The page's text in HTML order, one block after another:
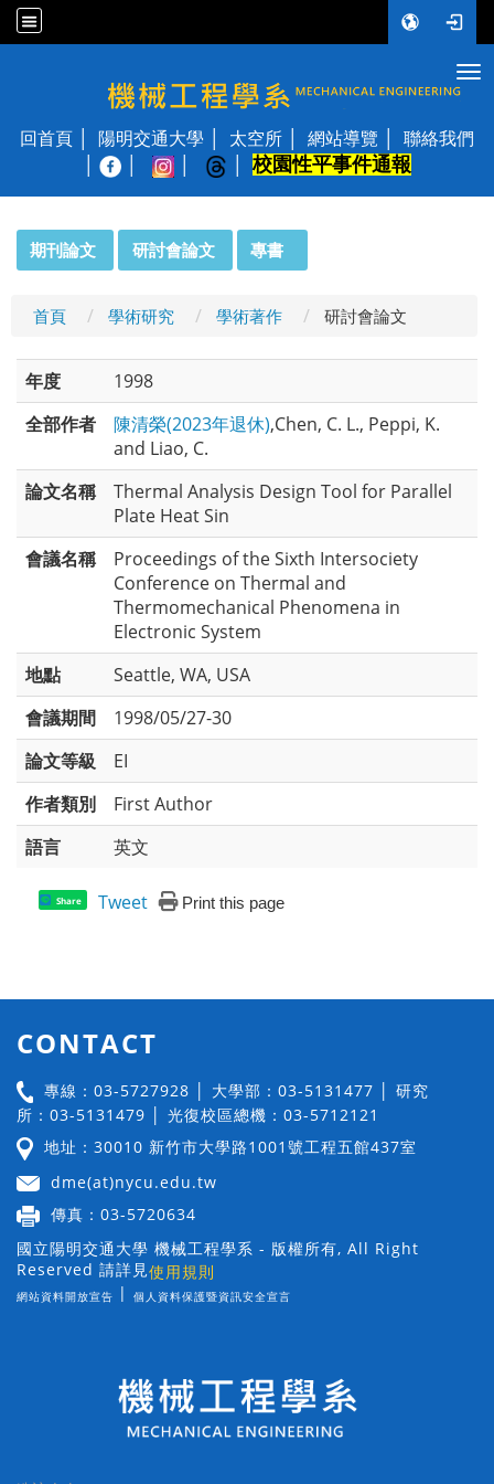
國立陽明交通大學 機械工程學系
回首頁 陽明交通大學 太空所 網站導覽
聯絡我們
校園性平事件通報
期刊論文 研討會論文 專書
首頁 學術研究 學術著作 研討會論文
年度
1998
全部作者
陳清榮(2023年退休),Chen, C. L., Peppi, K.
and Liao, C.
論文名稱
Thermal Analysis Design Tool for Parallel
Plate Heat Sin
會議名稱
Proceedings of the Sixth Intersociety
Conference on Thermal and
Thermomechanical Phenomena in
Electronic System
地點
Seattle, WA, USA
會議期間
1998/05/27-30
論文等級
EI
作者類別
First Author
語言
英文
Share Tweet Print this page
CONTACT
專線：03-5727928 │ 大學部：03-5131477 │ 研究
所：03-5131479 │ 光復校區總機：03-5712121
地址：30010 新竹市大學路1001號工程五館437室
dme(at)nycu.edu.tw
傳真：03-5720634
國立陽明交通大學 機械工程學系 - 版權所有, All Right
Reserved 請詳見使用規則
網站資料開放宣告 | 個人資料保護暨資訊安全宣言